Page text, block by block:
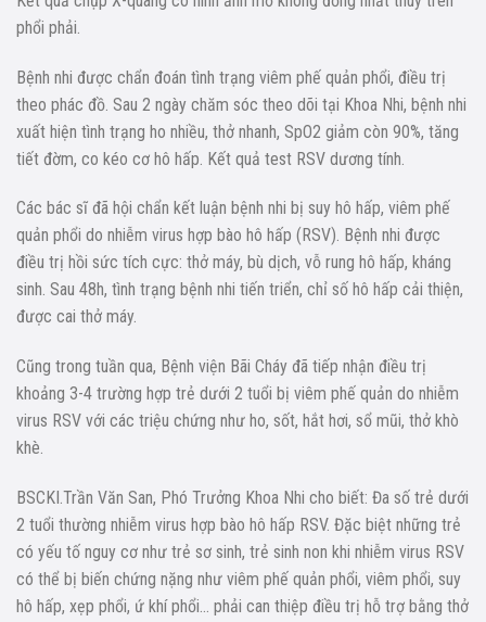
phổi phải.
Bệnh nhi được chẩn đoán tình trạng viêm phế quản phổi, điều trị
theo phác đồ. Sau 2 ngày chăm sóc theo dõi tại Khoa Nhi, bệnh nhi
xuất hiện tình trạng ho nhiều, thở nhanh, SpO2 giảm còn 90%, tăng
tiết đờm, co kéo cơ hô hấp. Kết quả test RSV dương tính.
Các bác sĩ đã hội chẩn kết luận bệnh nhi bị suy hô hấp, viêm phế
quản phổi do nhiễm virus hợp bào hô hấp (RSV). Bệnh nhi được
điều trị hồi sức tích cực: thở máy, bù dịch, vỗ rung hô hấp, kháng
sinh. Sau 48h, tình trạng bệnh nhi tiến triển, chỉ số hô hấp cải thiện,
được cai thở máy.
Cũng trong tuần qua, Bệnh viện Bãi Cháy đã tiếp nhận điều trị
khoảng 3-4 trường hợp trẻ dưới 2 tuổi bị viêm phế quản do nhiễm
virus RSV với các triệu chứng như ho, sốt, hắt hơi, sổ mũi, thở khò
khè.
BSCKI.Trần Văn San, Phó Trưởng Khoa Nhi cho biết: Đa số trẻ dưới
2 tuổi thường nhiễm virus hợp bào hô hấp RSV. Đặc biệt những trẻ
có yếu tố nguy cơ như trẻ sơ sinh, trẻ sinh non khi nhiễm virus RSV
có thể bị biến chứng nặng như viêm phế quản phổi, viêm phổi, suy
hô hấp, xẹp phổi, ứ khí phổi… phải can thiệp điều trị hỗ trợ bằng thở